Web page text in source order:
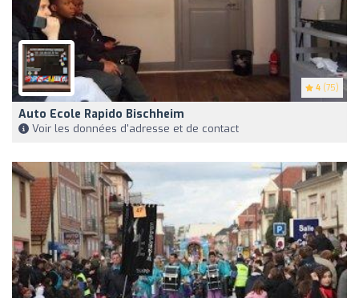
4 (75)
Auto Ecole Rapido Bischheim
Voir les données d'adresse et de contact